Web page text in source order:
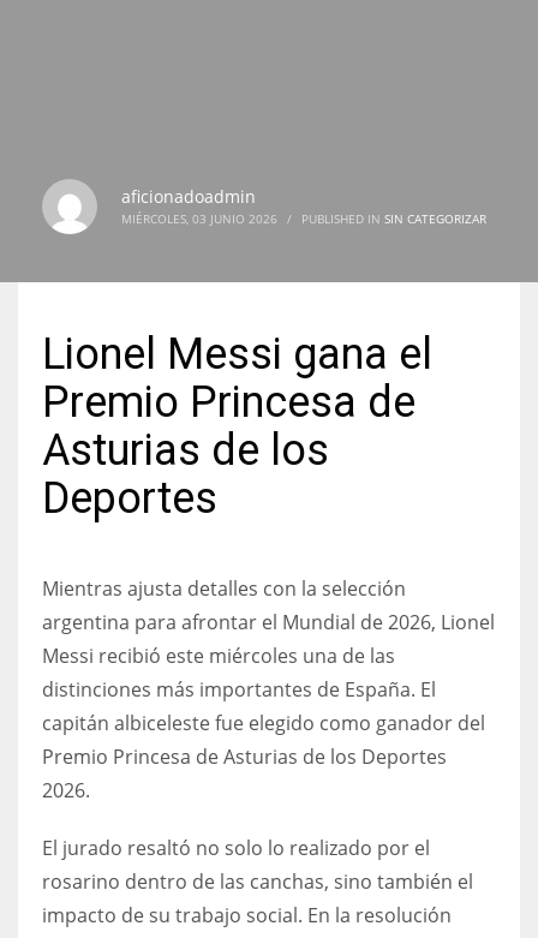
NYJ
24
IND
MIN
6
24
20
NE
aficionadoadmin
MIÉRCOLES, 03 JUNIO 2026 / PUBLISHED IN SIN CATEGORIZAR
Lionel Messi gana el
Premio Princesa de
Asturias de los
Deportes
Mientras ajusta detalles con la selección
argentina para afrontar el Mundial de 2026, Lionel
Messi recibió este miércoles una de las
distinciones más importantes de España. El
capitán albiceleste fue elegido como ganador del
Premio Princesa de Asturias de los Deportes
2026.
El jurado resaltó no solo lo realizado por el
rosarino dentro de las canchas, sino también el
impacto de su trabajo social. En la resolución